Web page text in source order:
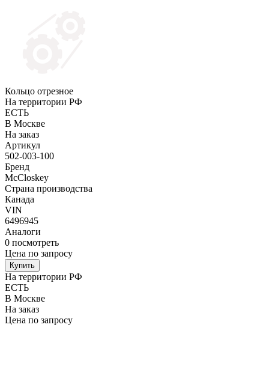
Кольцо отрезное
На территории РФ
ЕСТЬ
В Москве
На заказ
Артикул
502-003-100
Бренд
McCloskey
Страна производства
Канада
VIN
6496945
Аналоги
0 посмотреть
Цена по запросу
Купить
На территории РФ
ЕСТЬ
В Москве
На заказ
Цена по запросу